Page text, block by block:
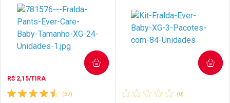
Laboratório
Por Menos Laboratório
Por Menos
(37)
R$ 2,15/TIRA
COMPRAR
(0)
COMPRAR